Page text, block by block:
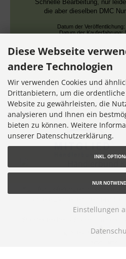
Schnelle Bearbeitung, nur
die aber dieselben DMC
Datum der
Datum der Kauferfahrung:
7,355
gibt es bei
Diese Webseite
andere Technologien
Wir verwenden Cookies und
Drittanbietern, um die
Website zu gewährleisten, die
analysieren und Ihnen ein
bieten zu können. Weitere
unserer Datenschutzerklärung.
INKL.
NUR
Einstellungen